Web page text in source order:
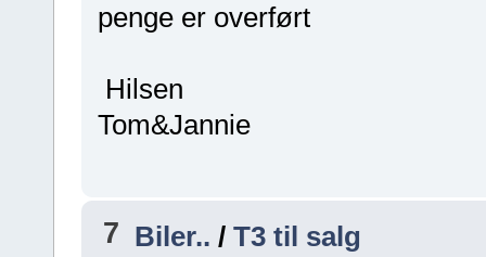
penge er overført
Hilsen
Tom&Jannie
7 Biler.. /T3 til salg